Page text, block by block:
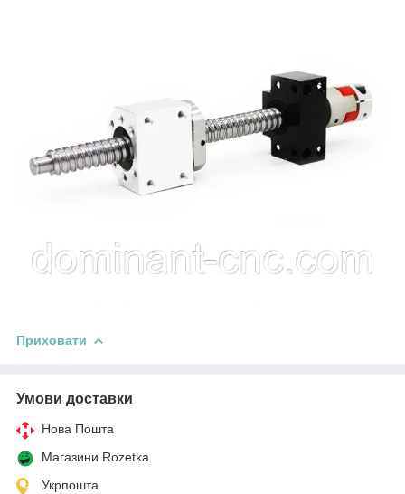
Приховати
Умови доставки
Нова Пошта
Магазини Rozetka
Укрпошта